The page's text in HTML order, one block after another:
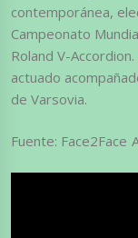
contemporánea,
Campeonato
Roland V-
actuado
de Varsovia.
Fuente: Face2Face